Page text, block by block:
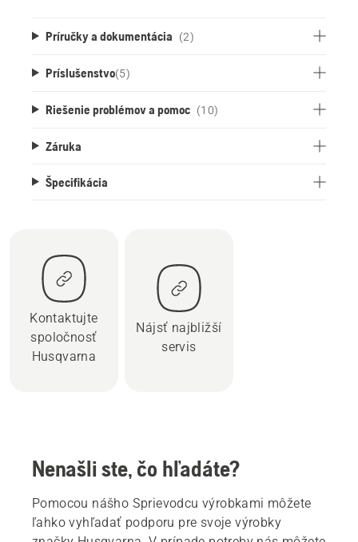
Príručky a dokumentácia (2)
Príslušenstvo(5)
Riešenie problémov a pomoc (10)
Záruka
Špecifikácia
Kontaktujte
spoločnosť
Husqvarna
Nájsť najbližší
servis
Nenašli ste, čo hľadáte?
Pomocou nášho Sprievodcu výrobkami môžete
ľahko vyhľadať podporu pre svoje výrobky